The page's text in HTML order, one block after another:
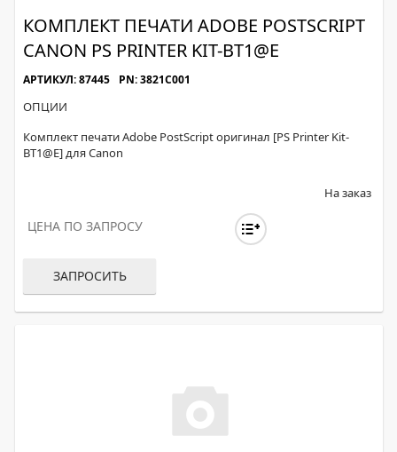
КОМПЛЕКТ ПЕЧАТИ ADOBE POSTSCRIPT
CANON PS PRINTER KIT-BT1@E
АРТИКУЛ: 87445 PN: 3821C001
ОПЦИИ
Комплект печати Adobe PostScript оригинал [PS Printer Kit-
BT1@E] для Canon
На заказ
ЦЕНА ПО ЗАПРОСУ
ЗАПРОСИТЬ